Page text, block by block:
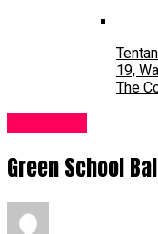
19,
The
Green School